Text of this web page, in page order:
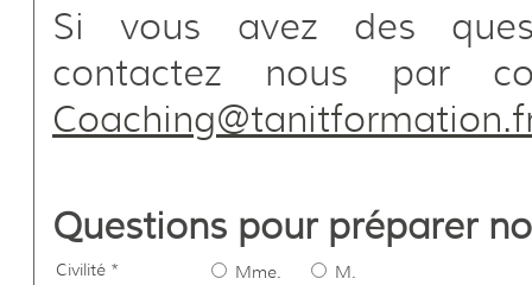
Si vous avez des
contactez nous par
Questions pour préparer
Civilité * Mme.
M.